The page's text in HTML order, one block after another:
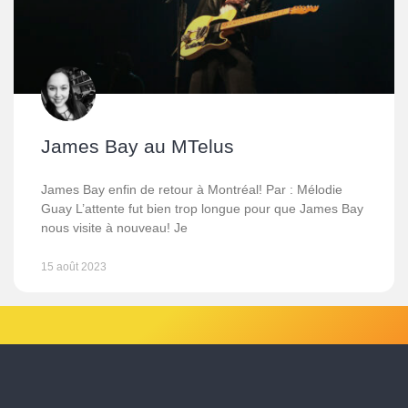
James Bay au MTelus
James Bay enfin de retour à Montréal! Par : Mélodie
Guay L’attente fut bien trop longue pour que James Bay
nous visite à nouveau! Je
15 août 2023